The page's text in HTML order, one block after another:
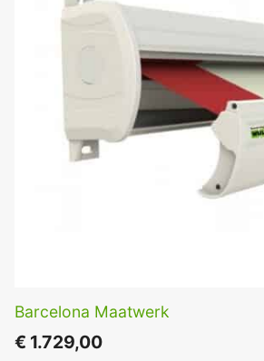
Barcelona Maatwerk
€ 1.729,00